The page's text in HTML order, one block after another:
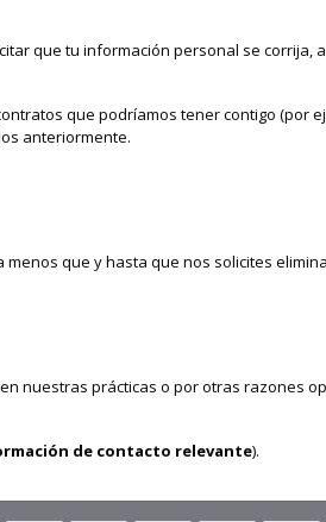
que tu información personal se corrija,
que podríamos tener contigo (por
anteriormente.
que y hasta que nos solicites
nuestras prácticas o por otras razones
de contacto relevante).